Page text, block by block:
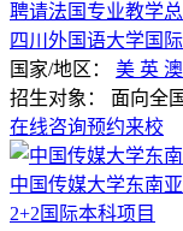
聘请法国专业教学
四川外国语大学国
国家/地区： 美 英 澳
招生对象： 面向全
在线咨询预约来校
中国传媒大学东南
2+2国际本科项目